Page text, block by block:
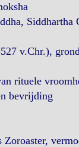
Siddhartha
v.Chr.),
rituele
bevrijding
Zoroaster,